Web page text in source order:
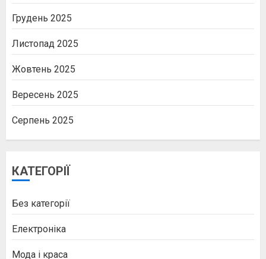
Грудень 2025
Листопад 2025
Жовтень 2025
Вересень 2025
Серпень 2025
КАТЕГОРІЇ
Без категорії
Електроніка
Мода і краса